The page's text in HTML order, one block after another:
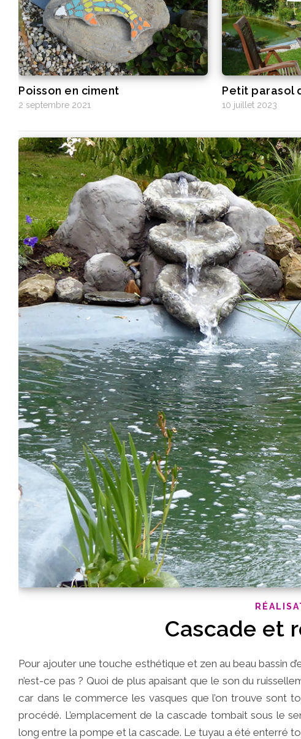
Poisson en ciment
2 septembre 2021
Petit parasol
10 juillet 2023
Cascade et
Pour ajouter une touche esthétique et zen au beau bassin
n’est-ce pas ? Quoi de plus apaisant que le son du
car dans le commerce les vasques que l’on trouve sont
procédé. L’emplacement de la cascade tombait sous le
long entre la pompe et la cascade. Le tuyau a été enterré